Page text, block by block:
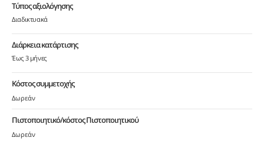
Τύπος αξιολόγησης
Διαδικτυακά
Διάρκεια κατάρτισης
Έως 3 μήνες
Κόστος συμμετοχής
Δωρεάν
Πιστοποιητικό/κόστος Πιστοποιητικού
Δωρεάν